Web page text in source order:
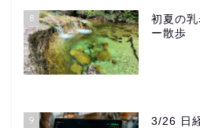
8
初夏の
ー散歩
9
3/26 日